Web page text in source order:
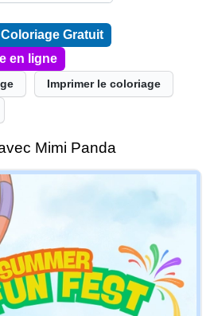
Gratuit
en ligne
Imprimer le coloriage
Mimi Panda